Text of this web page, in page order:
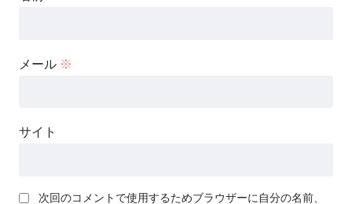
メール ※
サイト
次回のコメントで使用するためブラウザーに自分の名前、